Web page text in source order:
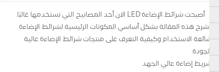
أصبحت شرائط الإضاءة LED الآن أحد المصابيح التي نستخدمها غالبًا.
تشرح هذه المقالة بشكل أساسي المكونات الرئيسية لشرائط الإضاءة
شائعة الاستخدام وكيفية التعرف على منتجات شرائط الإضاءة عالية
الجودة.
شريط إضاءة عالي الجهد